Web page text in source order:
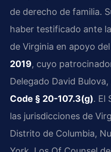
de derecho de familia.
haber testificado ante
de Virginia en apoyo
2019, cuyo
Delegado David
Code § 20-107.3(g). El
las jurisdicciones de
Distrito de Columbia,